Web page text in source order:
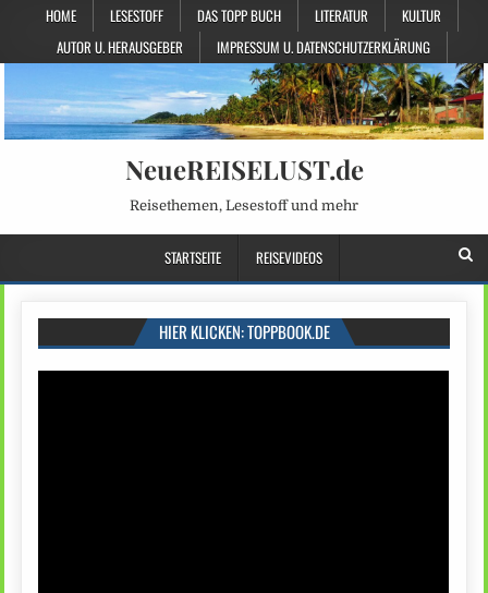
HOME LESESTOFF DAS TOPP BUCH LITERATUR
KULTUR
AUTOR U. HERAUSGEBER
IMPRESSUM U. DATENSCHUTZERKLÄRUNG
NeueREISELUST.de
Reisethemen, Lesestoff und mehr
STARTSEITE REISEVIDEOS
HIER KLICKEN: TOPPBOOK.DE